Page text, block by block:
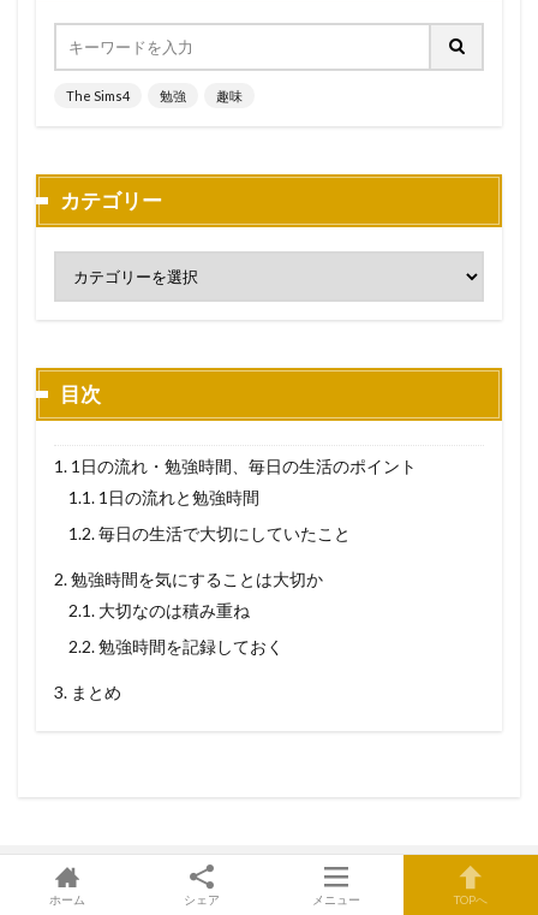
The Sims4 勉強 趣味
カテゴリー
目次
1. 1日の流れ・勉強時間、毎日の生活のポイント
1.1. 1日の流れと勉強時間
1.2.毎日の生活で大切にしていたこと
2.勉強時間を気にすることは大切か
2.1. 大切なのは積み重ね
2.2.勉強時間を記録しておく
3. まとめ
ホーム シェア メニュー TOPへ